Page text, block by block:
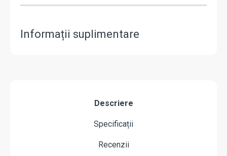
Informații suplimentare
Descriere
Specificații
Recenzii